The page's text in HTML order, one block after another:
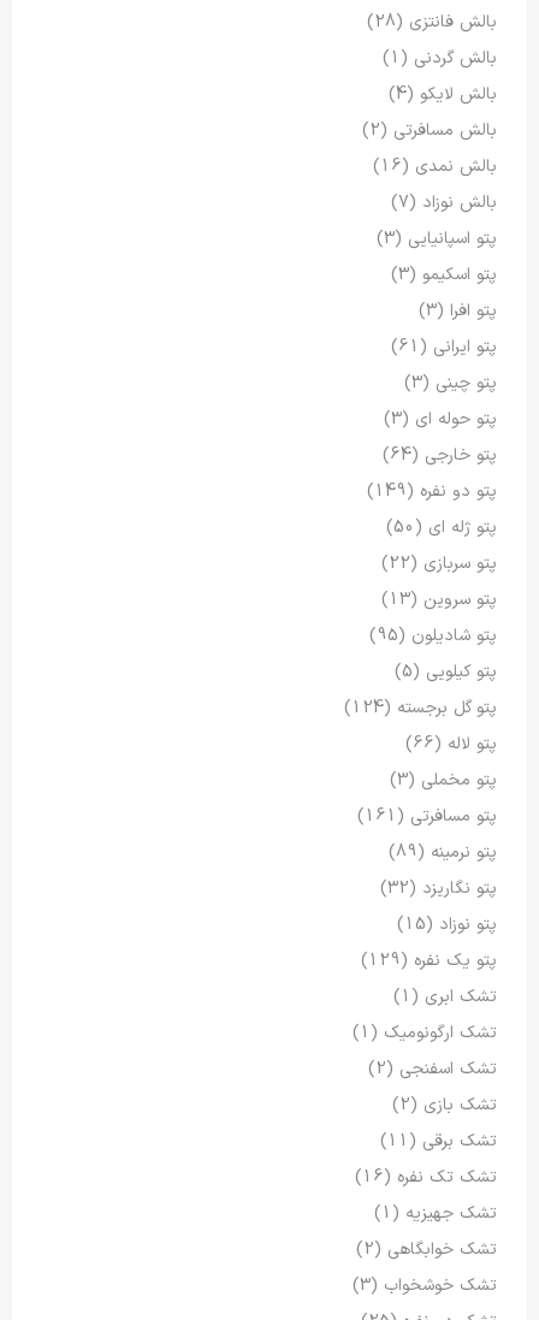
بالش فانتزی (28)
بالش گردنی (1)
بالش لایکو (4)
بالش مسافرتی (2)
بالش نمدی (16)
بالش نوزاد (7)
پتو اسپانیایی (3)
پتو اسکیمو (3)
پتو افرا (3)
پتو ایرانی (61)
پتو چینی (3)
پتو حوله ای (3)
پتو خارجی (64)
پتو دو نفره (149)
پتو ژله ای (50)
پتو سربازی (22)
پتو سروین (13)
پتو شادیلون (95)
پتو کیلویی (5)
پتو گل برجسته (124)
پتو لاله (66)
پتو مخملی (3)
پتو مسافرتی (161)
پتو نرمینه (89)
پتو نگاریزد (32)
پتو نوزاد (15)
پتو یک نفره (129)
تشک ابری (1)
تشک ارگونومیک (1)
تشک اسفنجی (2)
تشک بازی (2)
تشک برقی (11)
تشک تک نفره (16)
تشک جهیزیه (1)
تشک خوابگاهی (2)
تشک خوشخواب (3)